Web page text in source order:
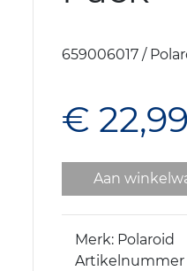
659006017 /
€ 22,99
Aan
Merk: Polaroid
Artikelnummer